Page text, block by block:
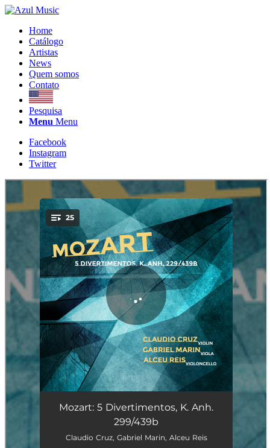
Home
Catálogo
Artistas
News
Quem somos
Contato
Pesquisa
Menu Menu
Facebook
Instagram
Twitter